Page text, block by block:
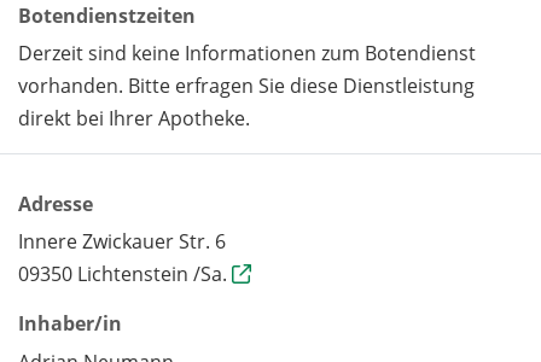
Botendienstzeiten
Derzeit sind keine Informationen zum Botendienst
vorhanden. Bitte erfragen Sie diese Dienstleistung
direkt bei Ihrer Apotheke.
Adresse
Innere Zwickauer Str. 6
09350 Lichtenstein /Sa.
Inhaber/in